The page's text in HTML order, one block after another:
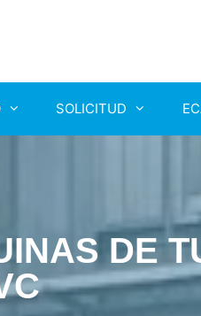
SOLICITUD
DE